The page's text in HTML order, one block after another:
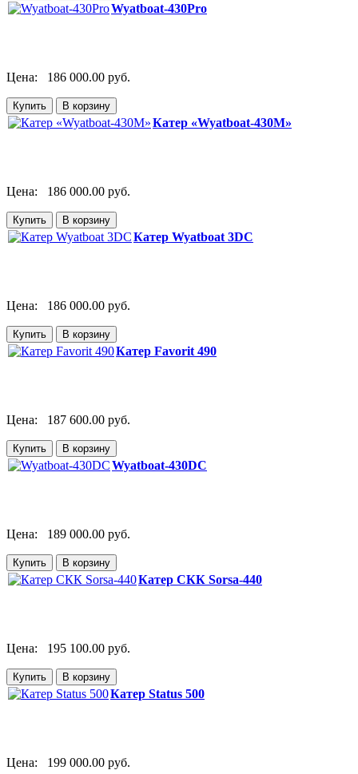
Wyatboat-430Pro
Цена: 186 000.00 руб.
Катер «Wyatboat-430M»
Цена: 186 000.00 руб.
Катер Wyatboat 3DC
Цена: 186 000.00 руб.
Катер Favorit 490
Цена: 187 600.00 руб.
Wyatboat-430DC
Цена: 189 000.00 руб.
Катер СКК Sorsa-440
Цена: 195 100.00 руб.
Катер Status 500
Цена: 199 000.00 руб.